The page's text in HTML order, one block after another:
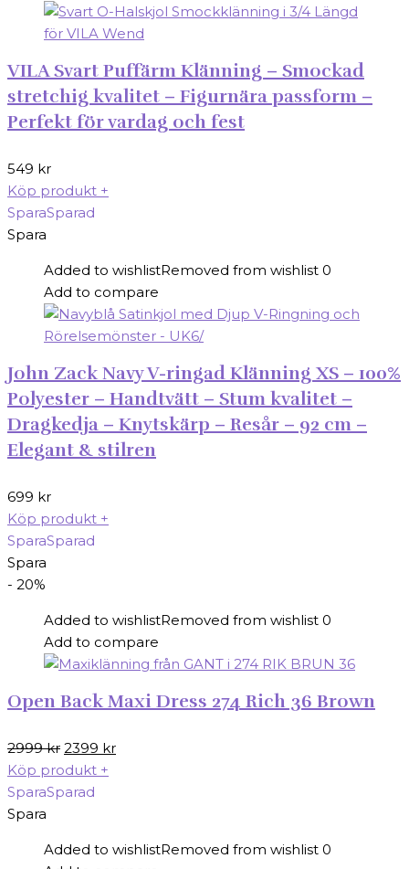
VILA Svart Puffärm Klänning – Smockad
stretchig kvalitet – Figurnära passform –
Perfekt för vardag och fest
549 kr
Köp produkt +
SparaSparad
Spara
Added to wishlistRemoved from wishlist 0
Add to compare
John Zack Navy V-ringad Klänning XS – 100%
Polyester – Handtvätt – Stum kvalitet –
Dragkedja – Knytskärp – Resår – 92 cm –
Elegant & stilren
699 kr
Köp produkt +
SparaSparad
Spara
- 20%
Added to wishlistRemoved from wishlist 0
Add to compare
Open Back Maxi Dress 274 Rich 36 Brown
2999kr Det
ursprungliga
priset
2399 krDet
Köp produkt +
SparaSparad
Spara
Added to wishlistRemoved from wishlist 0